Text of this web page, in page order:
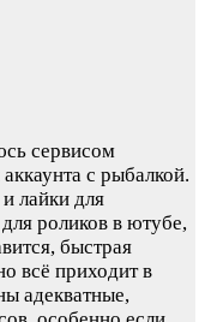
сервисом
с рыбалкой.
лайки для
роликов в ютубе,
быстрая
всё приходит в
адекватные,